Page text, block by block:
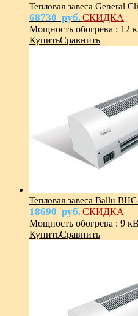
Тепловая завеса General
68730 руб.СКИДКА
Мощность обогрева : 12
КупитьСравнить
Тепловая завеса Ballu
18690 руб.СКИДКА
Мощность обогрева : 9
КупитьСравнить